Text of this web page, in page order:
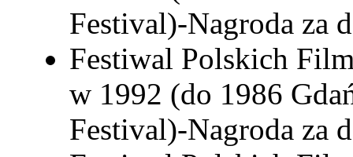
Festival)-Nagroda za
Festiwal Polskich
w 1992 (do 1986
Festival)-Nagroda za